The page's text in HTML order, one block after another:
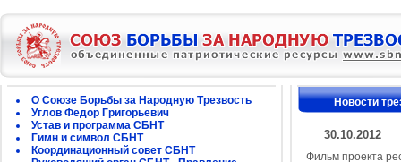
О Союзе Борьбы за Народную Трезвость
Углов Федор Григорьевич
Устав и программа СБНТ
Гимн и символ СБНТ
Координационный совет СБНТ
Новости
30.10.2012
Фильм проекта